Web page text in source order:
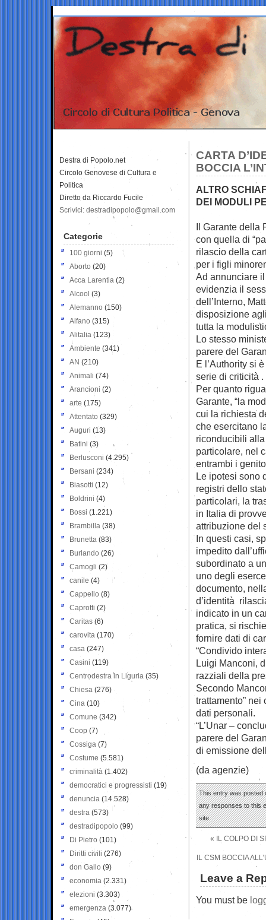
CARTA
BOCCIA
ALTRO
DEI MODULI
Il Garante della
con quella di
rilascio della
per i figli
Ad annunciare
evidenzia il
dell’Interno,
disposizione
tutta la
Lo stesso
parere del
E l’Authority si
serie di criticità .
Per quanto
Garante, “la
cui la richiesta
che esercitano
riconducibili alla
particolare, nel
entrambi i
Le ipotesi sono
registri dello
particolari, la
in Italia di
attribuzione del
In questi casi,
impedito
subordinato a
uno degli
documento,
d’identità
indicato in un
pratica, si
fornire dati di
“Condivido
Luigi Manconi,
razziali della
Secondo
trattamento”
dati personali.
“L’Unar –
parere del
di emissione
(da agenzie)
This entry was posted
any responses to this
site.
« IL COLPO DI
IL CSM BOCCIA
Leave a
You must be
Destra di Popolo.net
Circolo Genovese di Cultura e
Politica
Diretto da Riccardo Fucile
Scrivici: destradipopolo@gmail.com
Categorie
100 giorni (5)
Aborto (20)
Acca Larentia (2)
Alcool (3)
Alemanno (150)
Alfano (315)
Alitalia (123)
Ambiente (341)
AN (210)
Animali (74)
Arancioni (2)
arte (175)
Attentato (329)
Auguri (13)
Batini (3)
Berlusconi (4.295)
Bersani (234)
Biasotti (12)
Boldrini (4)
Bossi (1.221)
Brambilla (38)
Brunetta (83)
Burlando (26)
Camogli (2)
canile (4)
Cappello (8)
Caprotti (2)
Caritas (6)
carovita (170)
casa (247)
Casini (119)
Centrodestra in Liguria (35)
Chiesa (276)
Cina (10)
Comune (342)
Coop (7)
Cossiga (7)
Costume (5.581)
criminalità (1.402)
democratici e progressisti (19)
denuncia (14.528)
destra (573)
destradipopolo (99)
Di Pietro (101)
Diritti civili (276)
don Gallo (9)
economia (2.331)
elezioni (3.303)
emergenza (3.077)